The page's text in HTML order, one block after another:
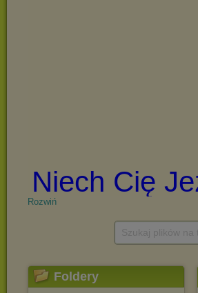
Rozwiń
Foldery